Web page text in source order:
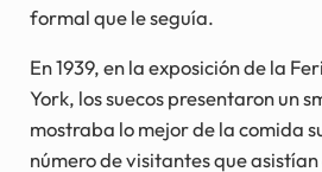
formal que le seguía.
En 1939, en la exposición de la
York, los suecos presentaron un
mostraba lo mejor de la comida
número de visitantes que